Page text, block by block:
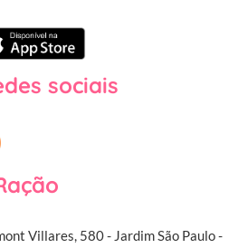
sociais
Villares, 580 - Jardim São Paulo -